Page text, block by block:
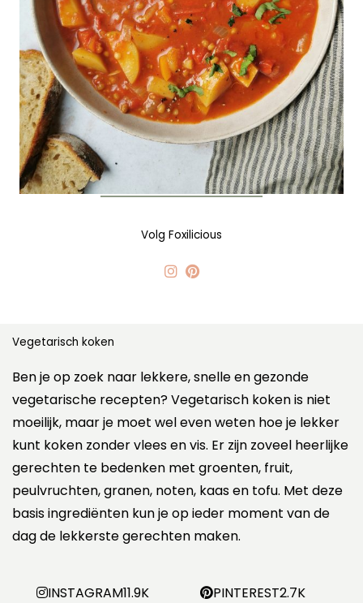
Volg Foxilicious
Vegetarisch koken
Ben je op zoek naar lekkere, snelle en gezonde
vegetarische recepten? Vegetarisch koken is niet
moeilijk, maar je moet wel even weten hoe je lekker
kunt koken zonder vlees en vis. Er zijn zoveel heerlijke
gerechten te bedenken met groenten, fruit,
peulvruchten, granen, noten, kaas en tofu. Met deze
basis ingrediënten kun je op ieder moment van de
dag de lekkerste gerechten maken.
INSTAGRAM11.9K PINTEREST2.7K